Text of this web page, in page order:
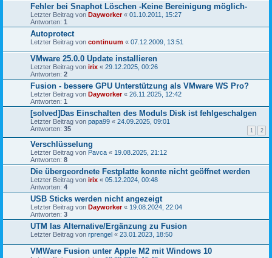
Fehler bei Snaphot Löschen -Keine Bereinigung möglich-
Letzter Beitrag von Dayworker« 01.10.2011, 15:27
Antworten: 1
Autoprotect
Letzter Beitrag von continuum « 07.12.2009, 13:51
VMware 25.0.0 Update installieren
Letzter Beitrag von irix « 29.12.2025, 00:26
Antworten: 2
Fusion - bessere GPU Unterstützung als VMware WS Pro?
Letzter Beitrag von Dayworker« 26.11.2025, 12:42
Antworten: 1
[solved]Das Einschalten des Moduls Disk ist fehlgeschalgen
Letzter Beitrag von papa99 « 24.09.2025, 09:01
Antworten: 35 1 2
Verschlüsselung
Letzter Beitrag von Pavca « 19.08.2025, 21:12
Antworten: 8
Die übergeordnete Festplatte konnte nicht geöffnet werden
Letzter Beitrag von irix « 05.12.2024, 00:48
Antworten: 4
USB Sticks werden nicht angezeigt
Letzter Beitrag von Dayworker« 19.08.2024, 22:04
Antworten: 3
UTM las Alternative/Ergänzung zu Fusion
Letzter Beitrag von rprengel « 23.01.2023, 18:50
VMWare Fusion unter Apple M2 mit Windows 10